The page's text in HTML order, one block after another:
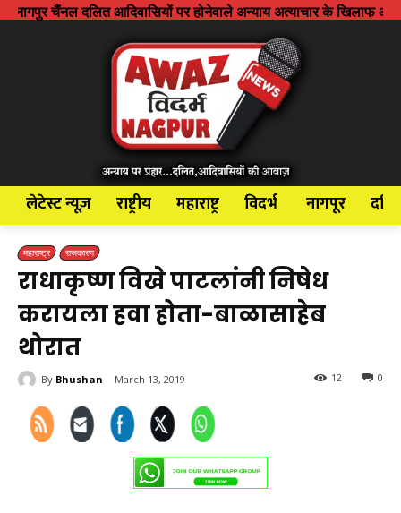
दलित आदिवासियों पर होनेवाले अन्याय अत्याचार के खिलाफ आवाज बुलंद
लेटेस्ट न्यूज़ राष्ट्रीय महाराष्ट्र विदर्भ नागपूर
महाराष्ट्र राजकारण
राधाकृष्ण विखे पाटलांनी निषेध
करायला हवा होता-बाळासाहेब
थोरात
By Bhushan March 13, 2019 0
12